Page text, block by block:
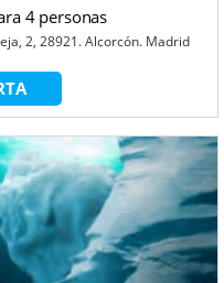
4 personas
2, 28921. Alcorcón. Madrid